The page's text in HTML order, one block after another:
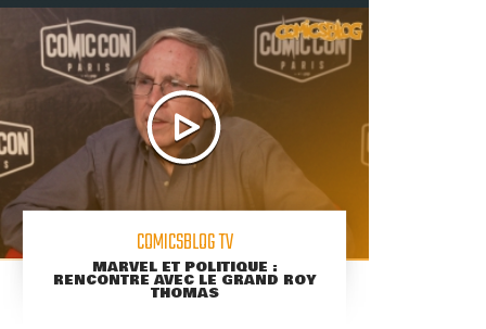
COMICSBLOG TV
MARVEL ET POLITIQUE :
RENCONTRE AVEC LE GRAND ROY
THOMAS